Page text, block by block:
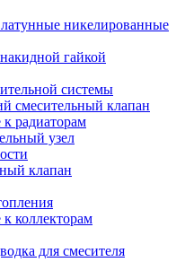
никелированные
гайкой
системы
смесительный клапан
радиаторам
узел
клапан
коллекторам
для смесителя